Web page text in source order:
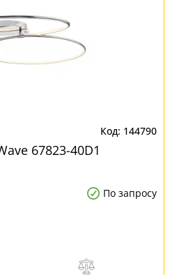
144790
67823-40D1
По запросу